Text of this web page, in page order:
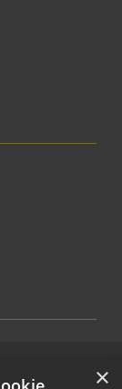
2026 • Comune di×